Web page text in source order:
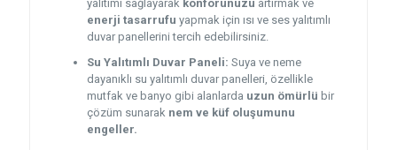
yalıtımı sağlayarak konforunuzu artırmak ve
enerji tasarrufu yapmak için ısı ve ses yalıtımlı
duvar panellerini tercih edebilirsiniz.
Su Yalıtımlı Duvar Paneli: Suya ve neme
dayanıklı su yalıtımlı duvar panelleri, özellikle
mutfak ve banyo gibi alanlarda uzun ömürlü bir
çözüm sunarak nem ve küf oluşumunu
engeller.